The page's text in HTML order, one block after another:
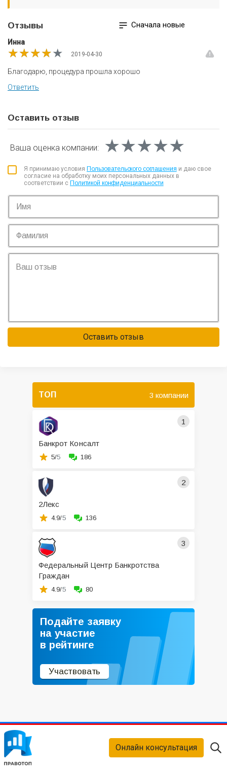
Сначала новые
Отзывы
Инна
2019-04-30
★★★★★
★★★★★
★★★★★
Благодарю, процедура прошла хорошо
Ответить
Оставить отзыв
Ваша оценка компании: ★★★★★
★★★★★
★★★★★
Я принимаю условия Пользовательского соглашения и даю свое
согласие на обработку моих персональных данных в
соответствии с Политикой конфиденциальности
Оставить отзыв
ТОП 3 компании
1
Банкрот Консалт
5/5 186
2
2Лекс
4.9/5 136
3
Федеральный Центр Банкротства
Граждан
4.9/5 80
Подайте заявку
на участие
в рейтинге
Участвовать
Онлайн консультация